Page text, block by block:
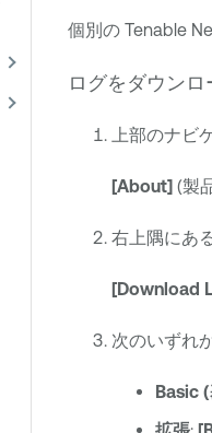
個別の Tenable
ログをダウン
上部のナビ
[About] (製
右上隅にあ
[Download
次のいずれ
Basic